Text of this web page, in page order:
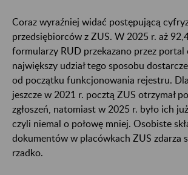
Coraz wyraźniej widać postępującą
przedsiębiorców z ZUS. W 2025 r. aż
formularzy RUD przekazano przez portal
największy udział tego sposobu
od początku funkcjonowania rejestru.
jeszcze w 2021 r. pocztą ZUS otrzymał
zgłoszeń, natomiast w 2025 r. było ich
czyli niemal o połowę mniej. Osobiste
dokumentów w placówkach ZUS zdarza
rzadko.